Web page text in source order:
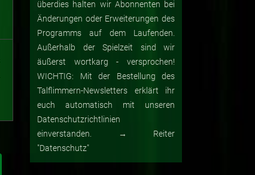
überdies halten wir Abonnenten bei
Änderungen oder Erweiterungen des
Programms auf dem Laufenden.
Außerhalb der Spielzeit sind wir
äußerst wortkarg - versprochen!
WICHTIG: Mit der Bestellung des
Talflimmern-Newsletters erklärt ihr
euch automatisch mit unseren
Datenschutzrichtlinien
einverstanden. → Reiter
"Datenschutz"